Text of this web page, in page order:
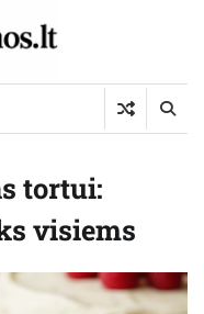
tortui:
visiems